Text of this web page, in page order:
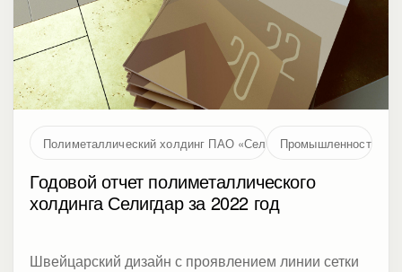
Полиметаллический холдинг ПАО «Селигдар»Промышленность
Годовой отчет полиметаллического
холдинга Селигдар за 2022 год
Швейцарский дизайн с проявлением линии сетки